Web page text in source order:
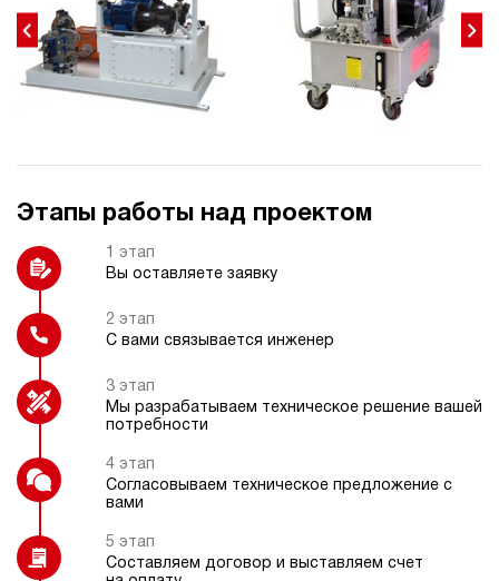
Колеса
Пульт радиоуправления
Этапы работы над проектом
1 этап
Вы оставляете заявку
2 этап
С вами связывается инженер
3 этап
Мы разрабатываем техническое решение вашей
потребности
4 этап
Согласовываем техническое предложение с
вами
5 этап
Составляем договор и выставляем счет